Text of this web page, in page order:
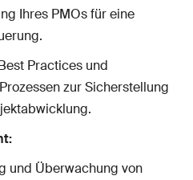
Ihres PMOs für eine
Practices und
zur Sicherstellung
und Überwachung von